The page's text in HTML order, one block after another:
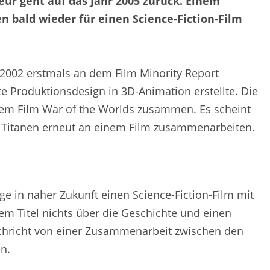
bald wieder für einen Science-Fiction-Film
erstmals an dem Film Minority Report
Produktionsdesign in 3D-Animation erstellte. Die
Film War of the Worlds zusammen. Es scheint
erneut an einem Film zusammenarbeiten.
in naher Zukunft einen Science-Fiction-Film mit
Titel nichts über die Geschichte und einen
von einer Zusammenarbeit zwischen den